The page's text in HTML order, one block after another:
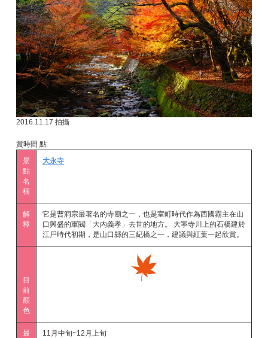
2016.11.17 拍攝
賞時間 點
景
點
名
稱
大永寺
解
釋
它是曹洞宗最著名的寺廟之一，也是室町時代作為西國霸主在山
口興盛的軍閥「大內義孝」去世的地方。 大寧寺川上的石橋建於
江戶時代初期，是山口縣的三紀橋之一，建議與紅葉一起欣賞。
目
前
顏
色
最
11月中旬~12月上旬